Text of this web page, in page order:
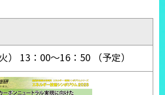
） 13：00～16：50 （予定）